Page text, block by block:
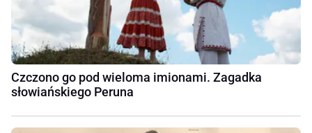
Czczono go pod wieloma imionami. Zagadka
słowiańskiego Peruna